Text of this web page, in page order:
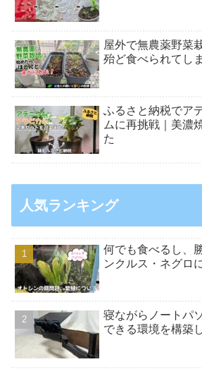
屋外で無農薬野菜
殆ど食べられてし
ふるさと納税でア
ムに再挑戦｜美濃
た
人気ランキング
何でも食べるし、
ンクルス・ネグロ
寝ながらノートパ
できる環境を構築